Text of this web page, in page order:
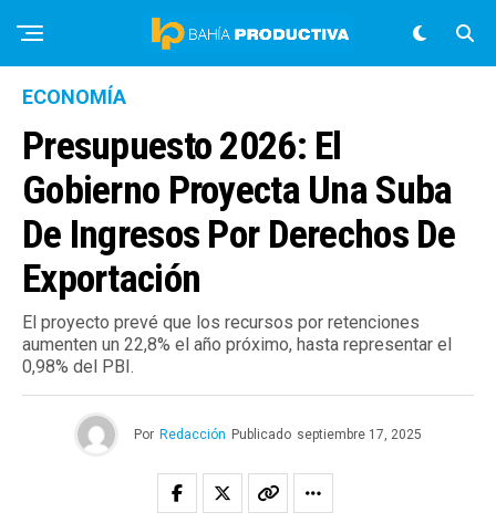
ECONOMÍA
Presupuesto 2026: El
Gobierno Proyecta Una Suba
De Ingresos Por Derechos De
Exportación
El proyecto prevé que los recursos por retenciones
aumenten un 22,8% el año próximo, hasta representar el
0,98% del PBI.
Por Redacción Publicado septiembre 17, 2025